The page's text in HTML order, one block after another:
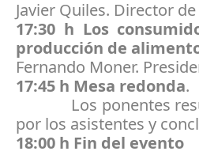
Javier Quiles. Director
17:30 h Los
producción de
Fernando Moner.
17:45 h Mesa redonda.
Los ponentes
por los asistentes y
18:00 h Fin del evento